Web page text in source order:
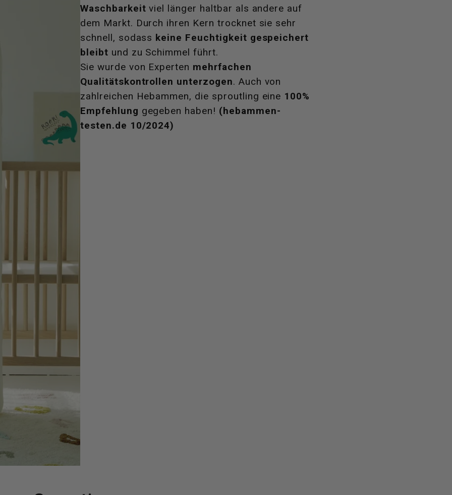
Waschbarkeit viel länger haltbar als andere auf
dem Markt. Durch ihren Kern trocknet sie sehr
schnell, sodass keine Feuchtigkeit gespeichert
bleibt und zu Schimmel führt.
Sie wurde von Experten mehrfachen
Qualitätskontrollen unterzogen. Auch von
zahlreichen Hebammen, die sproutling eine 100%
Empfehlung gegeben haben! (hebammen-
testen.de 10/2024)